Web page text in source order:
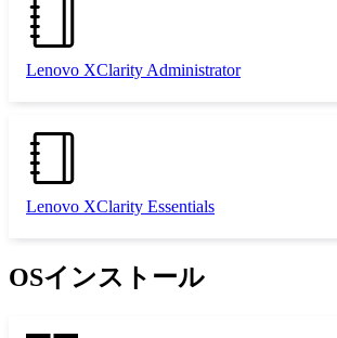
Lenovo XClarity Administrator
Lenovo XClarity Essentials
OSインストール